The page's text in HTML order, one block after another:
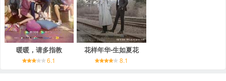
暖暖，请多指教
6.1
花样年华-生如夏花
8.1